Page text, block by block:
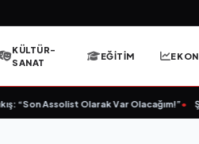
KÜLTÜR-
SANAT
EĞITIM
“Son Assolist Olarak Var Olacağım!”•